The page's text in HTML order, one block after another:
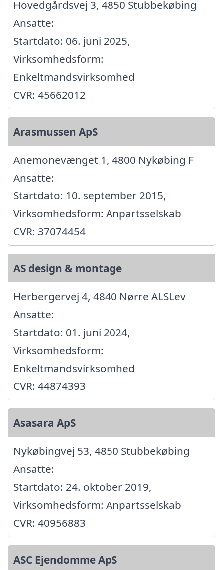
Hovedgårdsvej 3, 4850 Stubbekøbing
Ansatte:
Startdato: 06. juni 2025,
Virksomhedsform:
Enkeltmandsvirksomhed
CVR: 45662012
Arasmussen ApS
Anemonevænget 1, 4800 Nykøbing F
Ansatte:
Startdato: 10. september 2015,
Virksomhedsform: Anpartsselskab
CVR: 37074454
AS design & montage
Herbergervej 4, 4840 Nørre ALSLev
Ansatte:
Startdato: 01. juni 2024,
Virksomhedsform:
Enkeltmandsvirksomhed
CVR: 44874393
Asasara ApS
Nykøbingvej 53, 4850 Stubbekøbing
Ansatte:
Startdato: 24. oktober 2019,
Virksomhedsform: Anpartsselskab
CVR: 40956883
ASC Ejendomme ApS